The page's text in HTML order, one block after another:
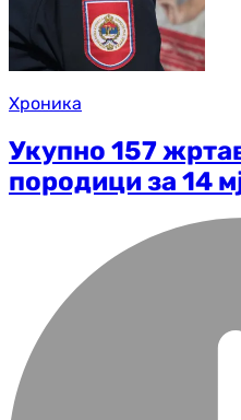
Хроника
Укупно 157
породици за 14